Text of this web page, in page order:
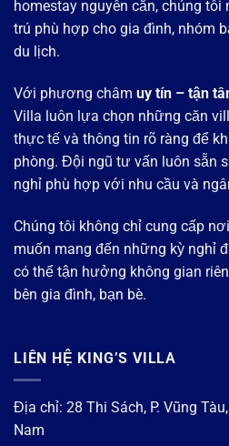
homestay nguyên căn, chúng
trú phù hợp cho gia đình, nhóm
du lịch.
Với phương châm uy tín – tận
Villa luôn lựa chọn những căn
thực tế và thông tin rõ ràng để
phòng. Đội ngũ tư vấn luôn sẵn
nghỉ phù hợp với nhu cầu và
Chúng tôi không chỉ cung cấp
muốn mang đến những kỳ nghỉ
có thể tận hưởng không gian
bên gia đình, bạn bè.
LIÊN HỆ KING’S VILLA
Địa chỉ: 28 Thi Sách, P. Vũng
Nam